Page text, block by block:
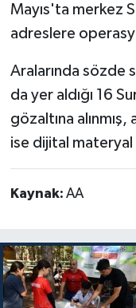
Mayıs'ta merkez
adreslere
Aralarında sözde
da yer aldığı 16
gözaltına
ise dijital
Kaynak: AA